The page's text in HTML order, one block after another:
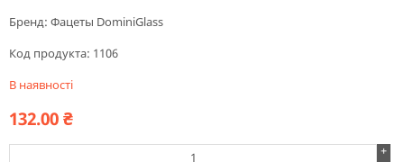
Бренд: Фацеты DominiGlass
Код продукта: 1106
В наявності
132.00₴
+